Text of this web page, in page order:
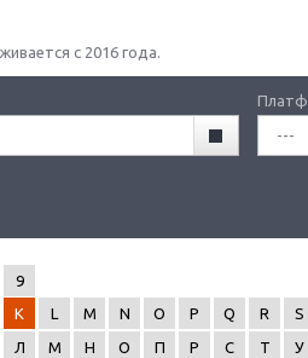
с 2016 года.
---
9
K L M N O P Q R S
Л М Н О П Р С Т У